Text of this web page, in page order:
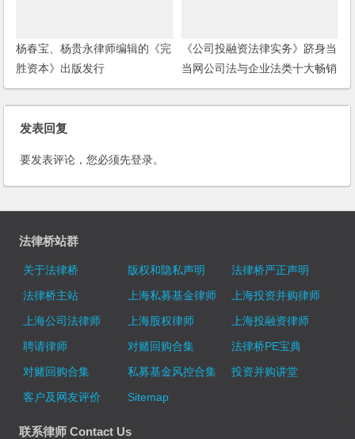
杨春宝、杨贵永律师编辑的《完
胜资本》出版发行
《公司投融资法律实务》跻身当
当网公司法与企业法类十大畅销
图书榜
发表回复
要发表评论，您必须先登录。
法律桥站群
关于法律桥 版权和隐私声明
法律桥严正声明
法律桥主站
上海私募基金律师
上海投资并购律师
上海公司法律师
上海股权律师
上海投融资律师
聘请律师
对赌回购合集
法律桥PE宝典
对赌回购合集
私募基金风控合集
投资并购讲堂
客户及网友评价
Sitemap
联系律师 Contact Us